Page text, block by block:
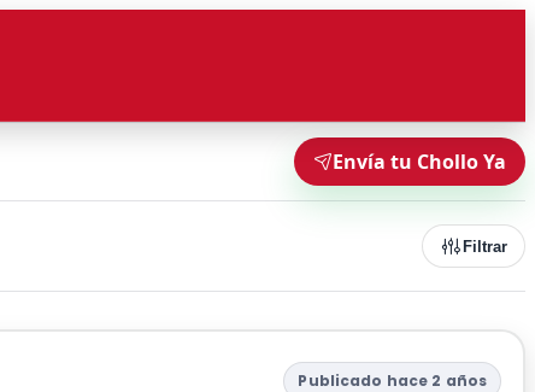
Envía tu Chollo Ya
Filtrar
Publicado hace 2 años